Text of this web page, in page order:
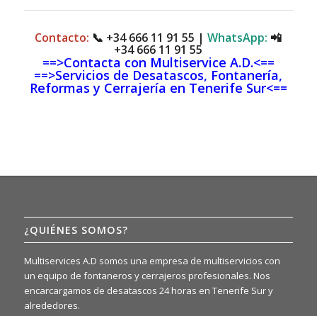
Contacto: 📞 +34 666 11 91 55 |WhatsApp: 📲
+34 666 11 91 55
==>Contacta con Multiservice A.D.<==
==>Servicios de Desatascos, Fontanería,
Reformas y Cerrajería en Tenerife Sur<==
¿QUIÉNES SOMOS?
Multiservices A.D somos una empresa de multiservicios con
un equipo de fontaneros y cerrajeros profesionales. Nos
encarcargamos de desatascos 24 horas en Tenerife Sur y
alrededores.